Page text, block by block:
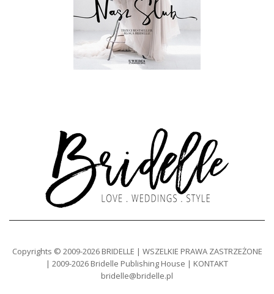
Copyrights © 2009-2026 BRIDELLE | WSZELKIE PRAWA ZASTRZEŻONE
| 2009-2026 Bridelle Publishing House | KONTAKT
bridelle@bridelle.pl